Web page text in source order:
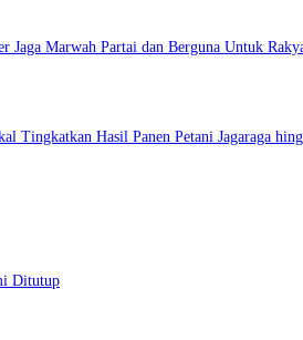
Marwah Partai dan Berguna Untuk
Tingkatkan Hasil Panen Petani Jagaraga
Ditutup